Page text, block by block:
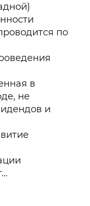
по
в
не
и
на